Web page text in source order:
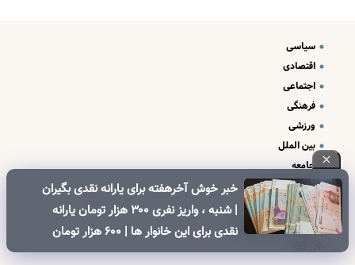
خبر خوش آخرهفته برای یارانه نقدی بگیران
| شنبه ، واریز نفری ۳۰۰ هزار تومان یارانه
نقدی برای این خانوار ها | ۶۰۰ هزار تومان
کالابرگ برای خانوارهای دارای فرزند
سیاسی
اقتصادی
اجتماعی
فرهنگی
ورزشی
بین الملل
جامعه
علم و فناوری
درباره ما
تبلیغات و تماس با ما